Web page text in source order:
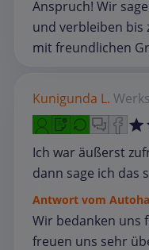
Anspruch! Wir
und verbleiben bis
mit freundlichen
Kunigunda L.
Ich war äußerst
dann sage ich das
Antwort vom
Wir bedanken uns
freuen uns sehr